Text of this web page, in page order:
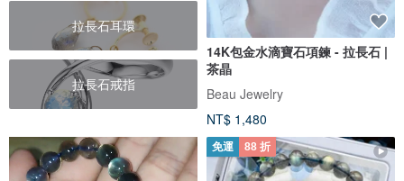
拉長石耳環
拉長石戒指
14K包金水滴寶石項鍊 - 拉長石 |
茶晶
Beau Jewelry
NT$ 1,480
免運 88 折